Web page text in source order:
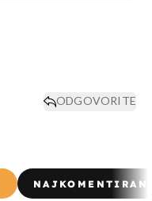
ODGOVORITE